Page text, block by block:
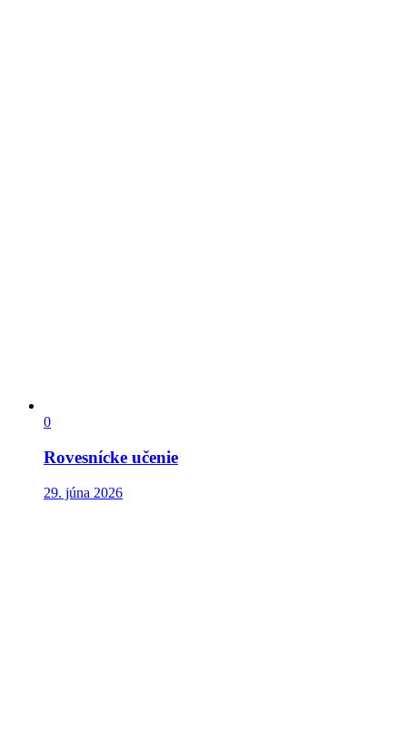
0
Rovesnícke učenie
29. júna 2026